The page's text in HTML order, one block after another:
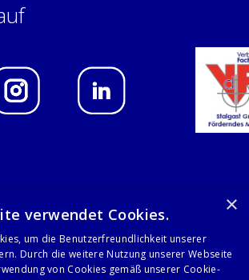
×
verwendet Cookies.
um die Benutzerfreundlichkeit unserer
Durch die weitere Nutzung unserer Webseite
von Cookies gemäß unserer Cookie-